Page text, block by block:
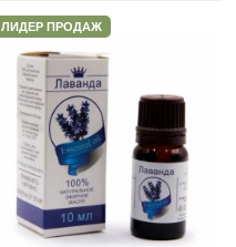
ЛИДЕР ПРОДАЖ